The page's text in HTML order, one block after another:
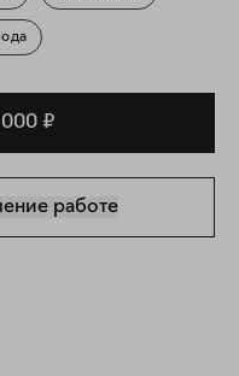
000 ₽
работе